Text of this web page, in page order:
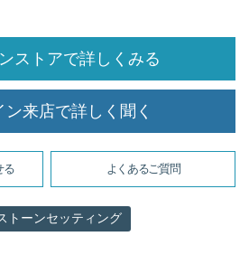
ストアで詳しくみる
ン来店で詳しく聞く
る よくあるご質問
トーンセッティング